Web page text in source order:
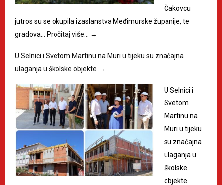
Čakovcu
jutros su se okupila izaslanstva Međimurske županije, te
gradova…
Pročitaj više… →
U Selnici i Svetom Martinu na Muri u tijeku su značajna
ulaganja u školske objekte →
U Selnici i
Svetom
Martinu na
Muri u tijeku
su značajna
ulaganja u
školske
objekte